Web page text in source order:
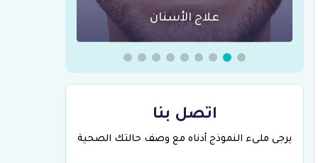
علاج الأسنان
اتصل بنا
يرجى ملىء النموذج أدناه مع وصف حالتك الصحية